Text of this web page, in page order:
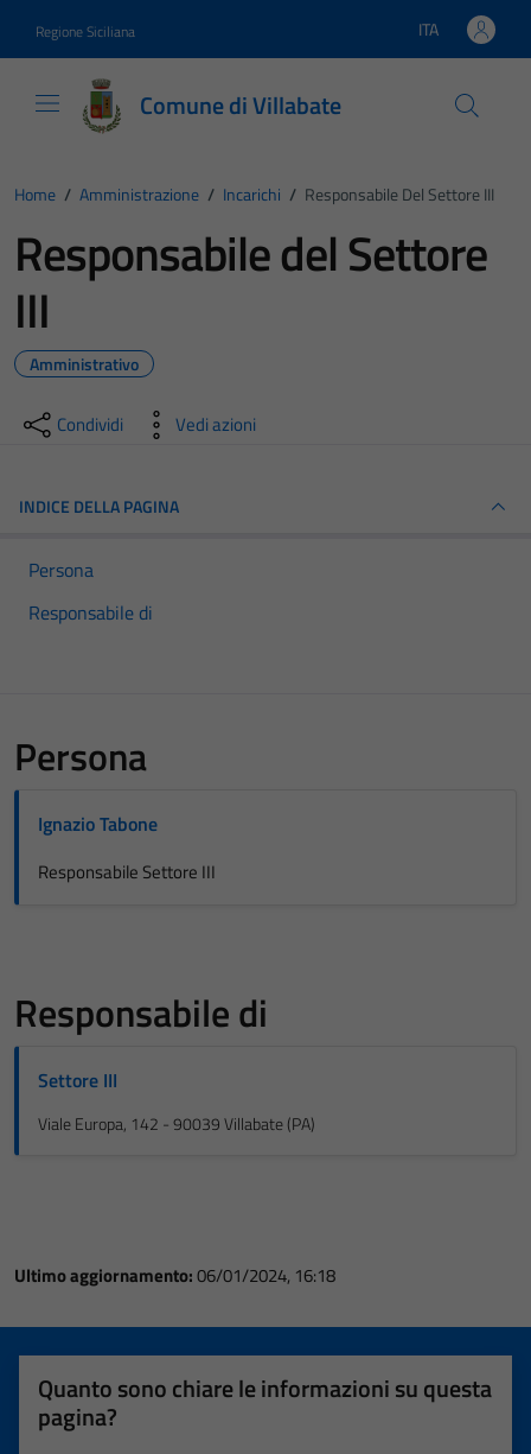
Regione Siciliana Lingua attiva:
ITA
Comune di Villabate
Home / Amministrazione / Incarichi / Responsabile Del Settore III
Responsabile del Settore
III
Amministrativo
Condividi Vedi azioni
INDICE DELLA PAGINA
Persona
Responsabile di
Persona
Ignazio Tabone
Responsabile Settore III
Responsabile di
Settore III
Viale Europa, 142 - 90039 Villabate (PA)
Ultimo aggiornamento:06/01/2024, 16:18
Quanto sono chiare le informazioni su questa
pagina?